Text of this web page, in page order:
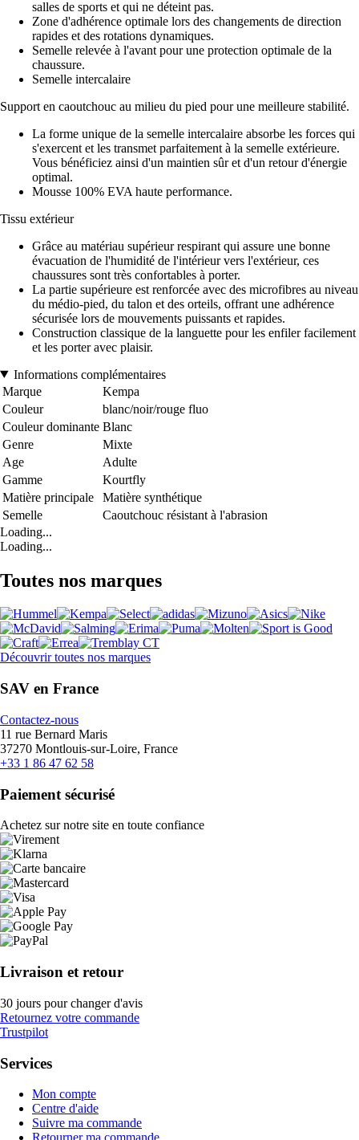
salles de sports et qui ne déteint pas.
Zone d'adhérence optimale lors des changements de direction
rapides et des rotations dynamiques.
Semelle relevée à l'avant pour une protection optimale de la
chaussure.
Semelle intercalaire
Support en caoutchouc au milieu du pied pour une meilleure stabilité.
La forme unique de la semelle intercalaire absorbe les forces qui
s'exercent et les transmet parfaitement à la semelle extérieure.
Vous bénéficiez ainsi d'un maintien sûr et d'un retour d'énergie
optimal.
Mousse 100% EVA haute performance.
Tissu extérieur
Grâce au matériau supérieur respirant qui assure une bonne
évacuation de l'humidité de l'intérieur vers l'extérieur, ces
chaussures sont très confortables à porter.
La partie supérieure est renforcée avec des microfibres au niveau
du médio-pied, du talon et des orteils, offrant une adhérence
sécurisée lors de mouvements puissants et rapides.
Construction classique de la languette pour les enfiler facilement
et les porter avec plaisir.
Informations complémentaires
Marque
Kempa
Couleur
blanc/noir/rouge fluo
Couleur dominante Blanc
Genre
Mixte
Age
Adulte
Gamme
Kourtfly
Matière principale
Matière synthétique
Semelle
Caoutchouc résistant à l'abrasion
Loading...
Loading...
Toutes nos marques
Découvrir toutes nos marques
SAV en France
Contactez-nous
11 rue Bernard Maris
37270 Montlouis-sur-Loire, France
+33 1 86 47 62 58
Paiement sécurisé
Achetez sur notre site en toute confiance
Livraison et retour
30 jours pour changer d'avis
Retournez votre commande
Trustpilot
Services
Mon compte
Centre d'aide
Suivre ma commande